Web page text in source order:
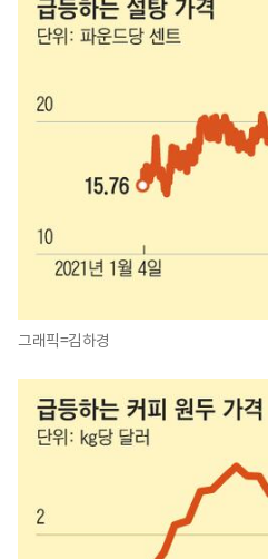
그래픽=김하경